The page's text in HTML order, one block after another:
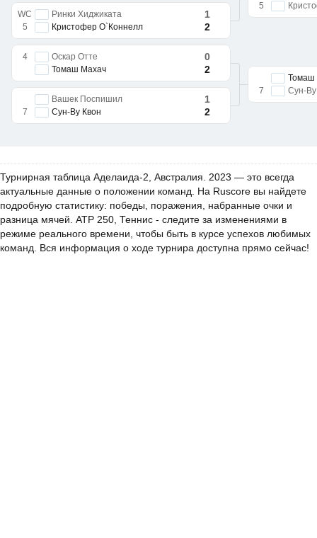
WC Ринки Хиджиката 1
5 Кристофер О`Коннелл 2
4 Оскар Отте 0
Томаш Махач 2
Вашек Поспишил 1
7 Сун-Ву Квон 2
5
Томаш
7
Сун-
Турнирная таблица Аделаида-2, Австралия. 2023 — это всегда
актуальные данные о положении команд. На Ruscore вы найдете
подробную статистику: победы, поражения, набранные очки и
разница мячей. ATP 250, Теннис - следите за изменениями в
режиме реального времени, чтобы быть в курсе успехов любимых
команд. Вся информация о ходе турнира доступна прямо сейчас!